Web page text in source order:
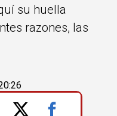
su huella
razones, las